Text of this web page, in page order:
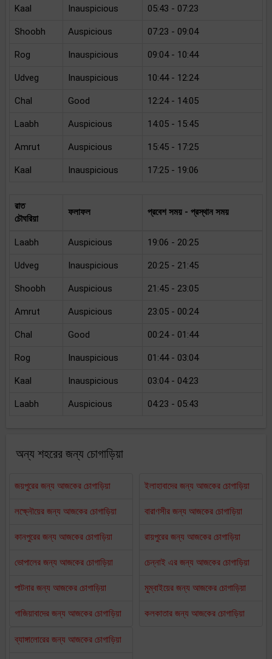
Kaal Inauspicious 05:43 - 07:23
Shoobh Auspicious 07:23 - 09:04
Rog Inauspicious 09:04 - 10:44
Udveg Inauspicious 10:44 - 12:24
Chal Good 12:24 - 14:05
Laabh Auspicious 14:05 - 15:45
Amrut Auspicious 15:45 - 17:25
Kaal Inauspicious 17:25 - 19:06
রাত
চৌঘরিয়া
ফলাফল প্রবেশ সময় - প্রস্থান সময়
Laabh Auspicious 19:06 - 20:25
Udveg Inauspicious 20:25 - 21:45
Shoobh Auspicious 21:45 - 23:05
Amrut Auspicious 23:05 - 00:24
Chal Good 00:24 - 01:44
Rog Inauspicious 01:44 - 03:04
Kaal Inauspicious 03:04 - 04:23
Laabh Auspicious 04:23 - 05:43
অন্য শহরের জন্য চোগাড়িয়া
জয়পুরের জন্য আজকের চোগাড়িয়া
লক্ষ্নৌয়ের জন্য আজকের চোগাড়িয়া
কানপুরের জন্য আজকের চোগাড়িয়া
ভোপালের জন্য আজকের চোগাড়িয়া
পাটনার জন্য আজকের চোগাড়িয়া
গাজিয়াবাদের জন্য আজকের চোগাড়িয়া
ইলাহাবাদের জন্য আজকের চোগাড়িয়া
বারাণসীর জন্য আজকের চোগাড়িয়া
রায়পুরের জন্য আজকের চোগাড়িয়া
চেন্নাই এর জন্য আজকের চোগাড়িয়া
মুম্বাইয়ের জন্য আজকের চোগাড়িয়া
কলকাতার জন্য আজকের চোগাড়িয়া
ব্যাঙ্গালোরের জন্য আজকের চোগাড়িয়া